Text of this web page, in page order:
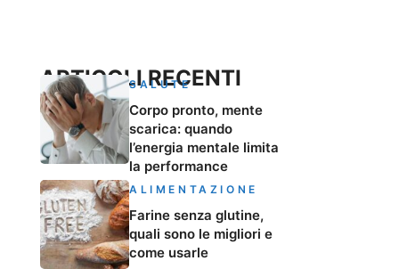
ARTICOLI RECENTI
SALUTE
Corpo pronto, mente
scarica: quando
l’energia mentale limita
la performance
ALIMENTAZIONE
Farine senza glutine,
quali sono le migliori e
come usarle